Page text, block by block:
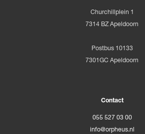
Churchillplein 1
7314 BZ Apeldoorn
Postbus 10133
7301GC Apeldoorn
Contact
055 527 03 00
info@orpheus.nl